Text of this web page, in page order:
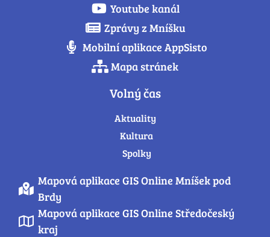
Youtube kanál
Zprávy z Mníšku
Mobilní aplikace AppSisto
Mapa stránek
Volný čas
Aktuality
Kultura
Spolky
Mapová aplikace GIS Online Mníšek pod
Brdy
Mapová aplikace GIS Online Středočeský
kraj